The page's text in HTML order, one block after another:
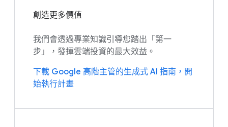
創造更多價值
我們會透過專業知識引導您踏出「第一
步」，發揮雲端投資的最大效益。
下載 Google 高階主管的生成式 AI 指南，開
始執行計畫